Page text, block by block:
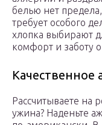
белью нет предела,
требует особого
хлопка выбирают
комфорт и заботу
Качественное
Рассчитываете на
ужина? Наденьте